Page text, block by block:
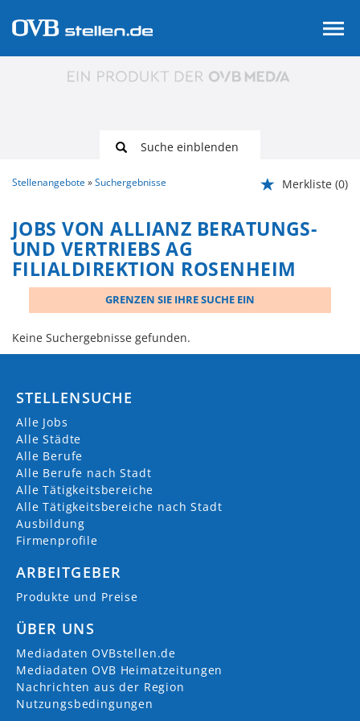
Suche einblenden
Stellenangebote Suchergebnisse Merkliste (0)
JOBS VON ALLIANZ BERATUNGS-
UND VERTRIEBS AG
FILIALDIREKTION ROSENHEIM
GRENZEN SIE IHRE SUCHE EIN
Keine Suchergebnisse gefunden.
STELLENSUCHE
Alle Jobs
Alle Städte
Alle Berufe
Alle Berufe nach Stadt
Alle Tätigkeitsbereiche
Alle Tätigkeitsbereiche nach Stadt
Ausbildung
Firmenprofile
ARBEITGEBER
Produkte und Preise
ÜBER UNS
Mediadaten OVBstellen.de
Mediadaten OVB Heimatzeitungen
Nachrichten aus der Region
Nutzungsbedingungen